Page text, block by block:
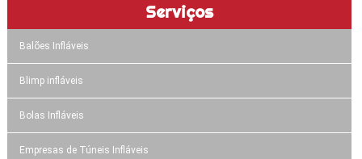
Serviços
Balões Infláveis
Blimp infláveis
Bolas Infláveis
Empresas de Túneis Infláveis